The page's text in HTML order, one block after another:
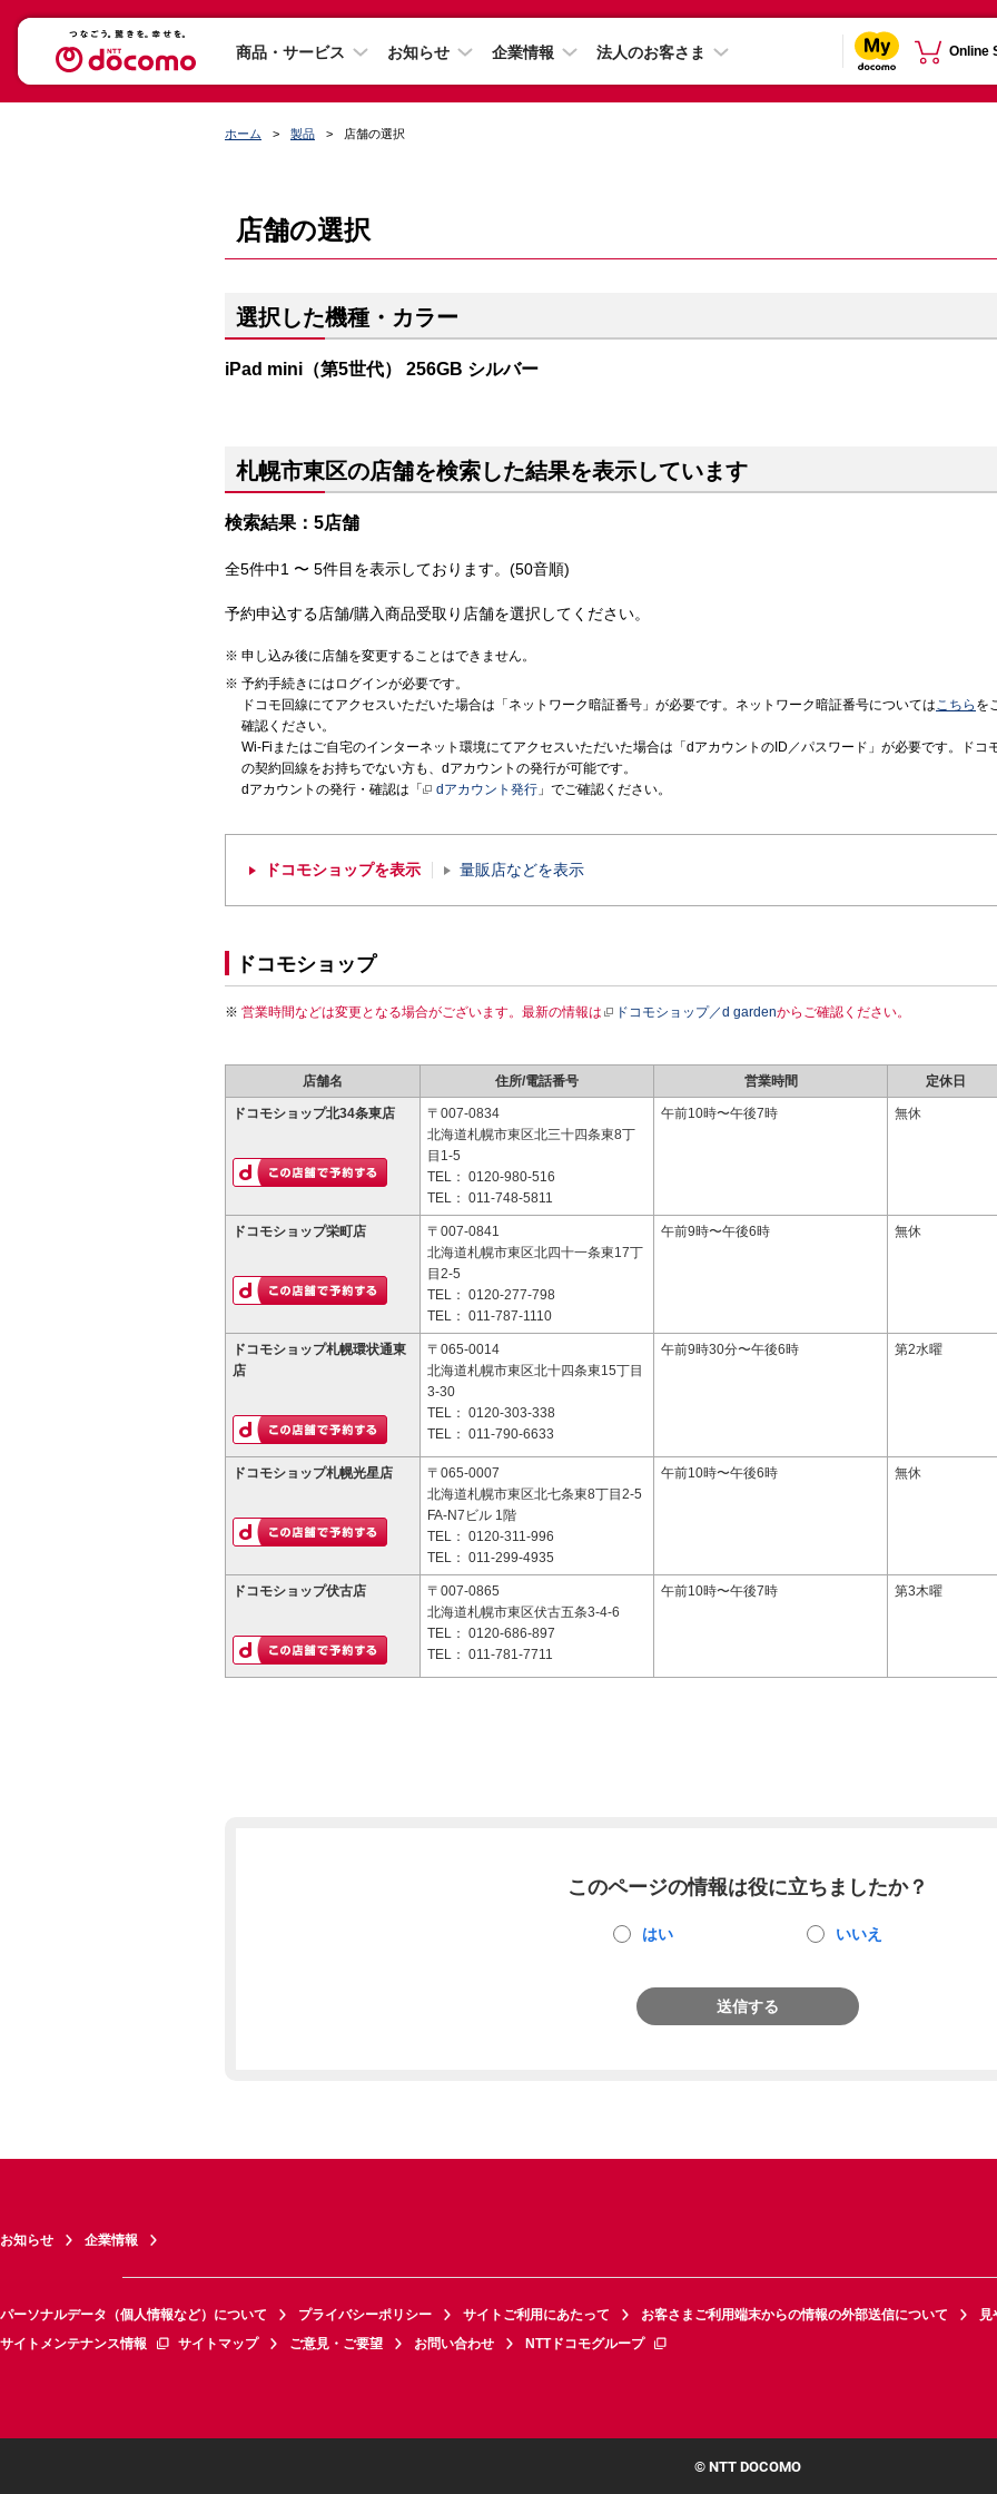
商品・サービス お知らせ 企業情報 法人のお客さま Online
ホーム 製品 店舗の選択
店舗の選択
選択した機種・カラー
iPad mini（第5世代） 256GB シルバー
札幌市東区の店舗を検索した結果を表示しています
検索結果：5店舗
全5件中1 〜 5件目を表示しております。(50音順)
予約申込する店舗/購入商品受取り店舗を選択してください。
申し込み後に店舗を変更することはできません。
予約手続きにはログインが必要です。
ドコモ回線にてアクセスいただいた場合は「ネットワーク暗証番号」が必要です。ネットワーク暗証番号についてはこちら を
確認ください。
Wi-Fiまたはご自宅のインターネット環境にてアクセスいただいた場合は「dアカウントのID／パスワード」が必要です。ドコ
の契約回線をお持ちでない方も、dアカウントの発行が可能です。
dアカウントの発行・確認は「
dアカウント発行 」でご確認ください。
ドコモショップを表示 量販店などを表示
ドコモショップ
営業時間などは変更となる場合がございます。最新の情報は ドコモショップ／d gardenからご確認ください。
店舗名 住所/電話番号 営業時間 定休日
ドコモショップ北34条東店
〒007-0834
北海道札幌市東区北三十四条東8丁
目1-5
TEL： 0120-980-516
TEL： 011-748-5811
午前10時〜午後7時 無休
ドコモショップ栄町店
〒007-0841
北海道札幌市東区北四十一条東17丁
目2-5
TEL： 0120-277-798
TEL： 011-787-1110
午前9時〜午後6時 無休
ドコモショップ札幌環状通東
店
〒065-0014
北海道札幌市東区北十四条東15丁目
3-30
TEL： 0120-303-338
TEL： 011-790-6633
午前9時30分〜午後6時 第2水曜
ドコモショップ札幌光星店
〒065-0007
北海道札幌市東区北七条東8丁目2-5
FA-N7ビル 1階
TEL： 0120-311-996
TEL： 011-299-4935
午前10時〜午後6時 無休
ドコモショップ伏古店
〒007-0865
北海道札幌市東区伏古五条3-4-6
TEL： 0120-686-897
TEL： 011-781-7711
午前10時〜午後7時 第3木曜
このページの情報は役に立ちましたか？
はい いいえ
送信する
お知らせ 企業情報
パーソナルデータ（個人情報など）について プライバシーポリシー サイトご利用にあたって お客さまご利用端末からの情報の外部送信について
見
サイトメンテナンス情報
サイトマップ ご意見・ご要望 お問い合わせ NTTドコモグループ
© NTT DOCOMO